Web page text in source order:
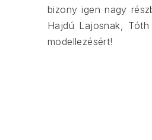
bizony igen nagy
Hajdú Lajosnak,
modellezésért!